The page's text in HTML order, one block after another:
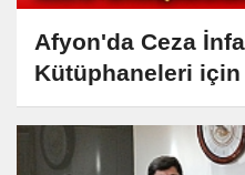
Afyon'da Ceza
Kütüphaneleri için
kampanyası